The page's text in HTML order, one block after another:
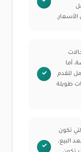
الأسعار.
أما
للقدم
طويلة
تكون
البيع،